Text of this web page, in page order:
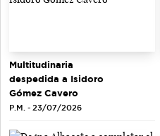
Multitudinaria
despedida a Isidoro
Gómez Cavero
P.M. - 23/07/2026